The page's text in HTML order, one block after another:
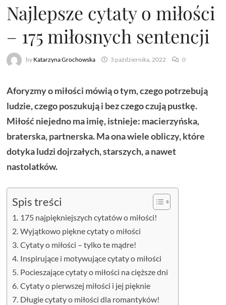
Najlepsze cytaty o miłości
– 175 miłosnych sentencji
by Katarzyna Grochowska 3 października, 2022 0
Aforyzmy o miłości mówią o tym, czego potrzebują
ludzie, czego poszukują i bez czego czują pustkę.
Miłość niejedno ma imię, istnieje: macierzyńska,
braterska, partnerska. Ma ona wiele obliczy, które
dotyka ludzi dojrzałych, starszych, a nawet
nastolatków.
Spis treści
175 najpiękniejszych cytatów o miłości!
Wyjątkowo piękne cytaty o miłości
Cytaty o miłości – tylko te mądre!
Inspirujące i motywujące cytaty o miłości
Pocieszające cytaty o miłości na cięższe dni
Cytaty o pierwszej miłości i jej pięknie
Długie cytaty o miłości dla romantyków!